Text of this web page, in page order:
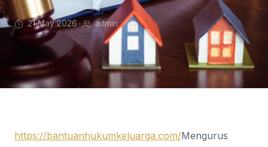
21 May 2026• admin
https://bantuanhukumkeluarga.com/Mengurus